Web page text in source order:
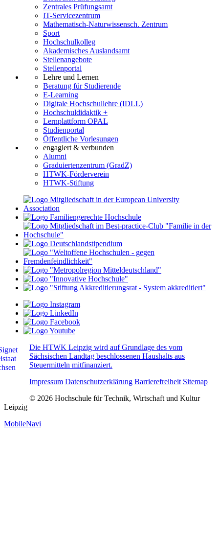
Zentrales Prüfungsamt
IT-Servicezentrum
Mathematisch-Naturwissensch. Zentrum
Sport
Hochschulkolleg
Akademisches Auslandsamt
Stellenangebote
Stellenportal
Lehre und Lernen
Beratung für Studierende
E-Learning
Digitale Hochschullehre (IDLL)
Hochschuldidaktik +
Lernplattform OPAL
Studienportal
Öffentliche Vorlesungen
engagiert & verbunden
Alumni
Graduiertenzentrum (GradZ)
HTWK-Förderverein
HTWK-Stiftung
Die HTWK Leipzig wird auf Grundlage des vom
Sächsischen Landtag beschlossenen Haushalts aus
Steuermitteln mitfinanziert.
Impressum Datenschutzerklärung Barrierefreiheit Sitemap
© 2026 Hochschule für Technik, Wirtschaft und Kultur
Leipzig
MobileNavi